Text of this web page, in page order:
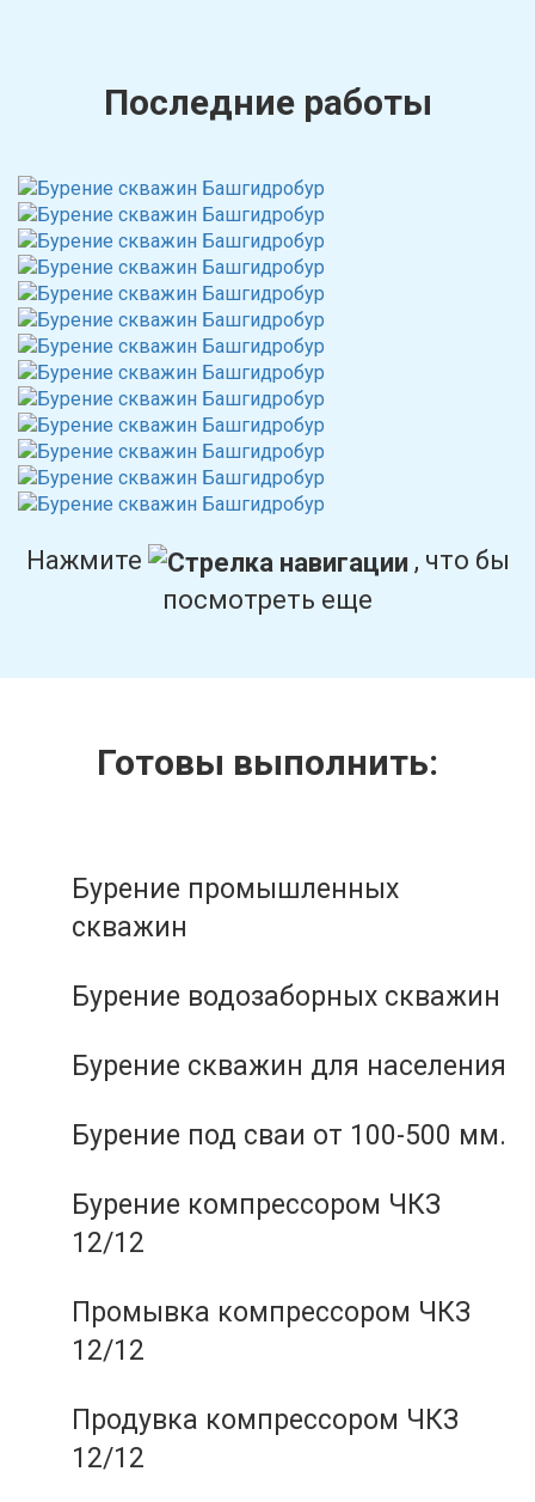
Последние работы
Нажмите
, что бы
посмотреть еще
Готовы выполнить:
Бурение промышленных
скважин
Бурение водозаборных скважин
Бурение скважин для населения
Бурение под сваи от 100-500 мм.
Бурение компрессором ЧКЗ
12/12
Промывка компрессором ЧКЗ
12/12
Продувка компрессором ЧКЗ
12/12